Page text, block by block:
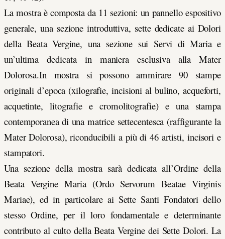
La mostra è composta da 11 sezioni: un pannello espositivo
generale, una sezione introduttiva, sette dedicate ai Dolori
della Beata Vergine, una sezione sui Servi di Maria e
un’ultima dedicata in maniera esclusiva alla Mater
Dolorosa.In mostra si possono ammirare 90 stampe
originali d’epoca (xilografie, incisioni al bulino, acqueforti,
acquetinte, litografie e cromolitografie) e una stampa
contemporanea di una matrice settecentesca (raffigurante la
Mater Dolorosa), riconducibili a più di 46 artisti, incisori e
stampatori.
Una sezione della mostra sarà dedicata all’Ordine della
Beata Vergine Maria (Ordo Servorum Beatae Virginis
Mariae), ed in particolare ai Sette Santi Fondatori dello
stesso Ordine, per il loro fondamentale e determinante
contributo al culto della Beata Vergine dei Sette Dolori. La